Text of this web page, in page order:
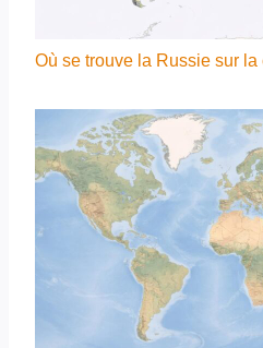
Où se trouve la Russie sur la